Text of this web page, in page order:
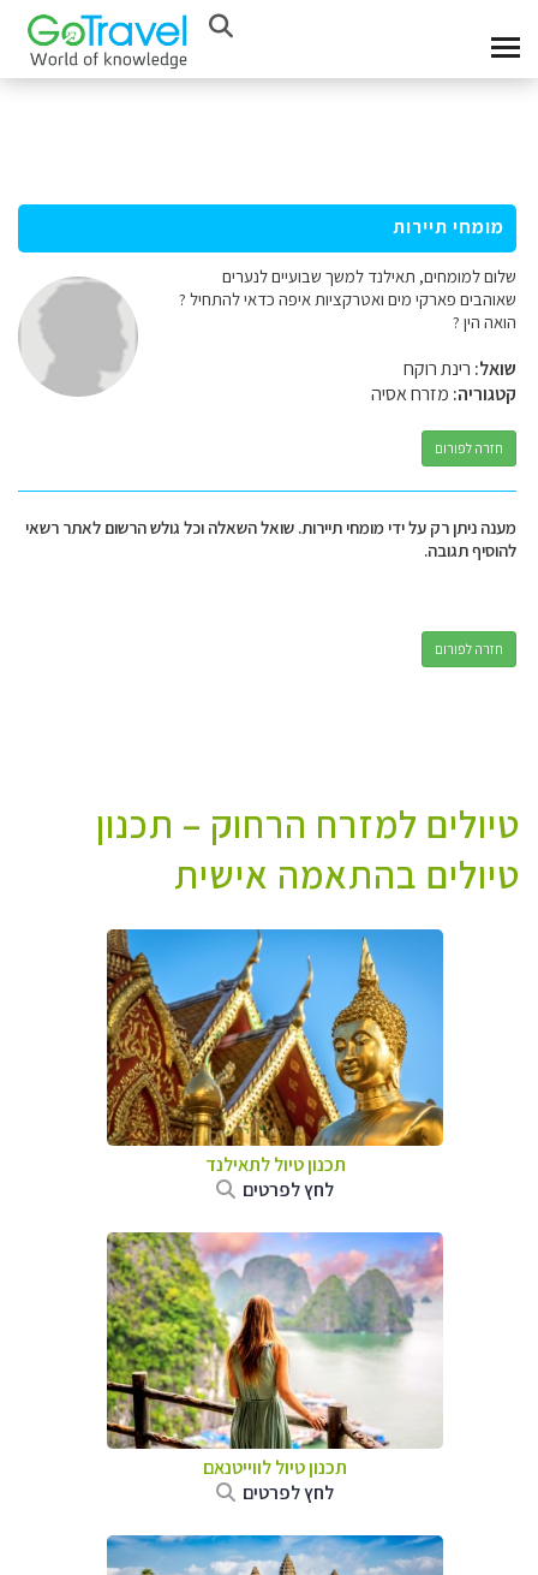
מומחי תיירות
שלום למומחים, תאילנד למשך שבועיים לנערים
שאוהבים פארקי מים ואטרקציות איפה כדאי להתחיל ?
הואה הין ?
שואל: רינת רוקח
קטגוריה: מזרח אסיה
חזרה לפורום
מענה ניתן רק על ידי מומחי תיירות. שואל השאלה וכל גולש הרשום לאתר רשאי
להוסיף תגובה.
חזרה לפורום
טיולים למזרח הרחוק – תכנון
טיולים בהתאמה אישית
תכנון טיול לתאילנד
לחץ לפרטים
תכנון טיול לווייטנאם
לחץ לפרטים